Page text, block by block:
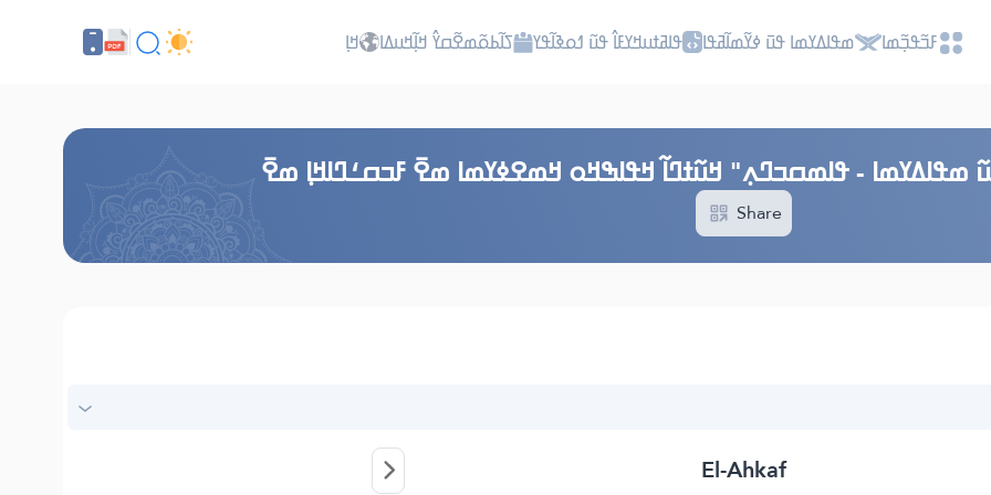
ߓߏ߬ߟߏ߲߬ߘߊ ߘߟߊߡߌߘߊ ߟߎ߫ ߦߌ߬ߘߊ߬ߥߟߊ ߟߊߥߙߎߞߌߓߊ߮ ߟߎ߬ ߗߋߢߊ߬ߟߌ ߖߊ߬ߕߋ߬ߘߐ߬ߛߌ߮ ߞߊ߲߬ߞߎߡߊ ߞߊ߲
ߘߟߊߡߌߘߊ - ߟߊߘߛߏߣߍ߲" ߞߎ߬ߙߣߊ߬ ߞߟߊߒߞߋ ߞߘߐߦߌߘߊ ߘߐ߫ ߓߏߛߑߣߊߞߊ߲ ߘߐ߫
Share
El-Ahkaf